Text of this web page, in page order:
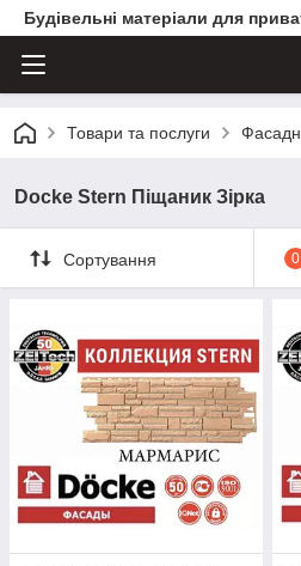
Будівельні матеріали для
Товари та послуги
Docke Stern Піщаник Зірка
Сортування 0